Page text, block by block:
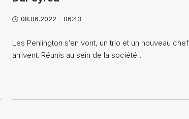
08.06.2022 - 06:43
Les Penlington s’en vont, un trio et un nouveau chef
arrivent. Réunis au sein de la société…